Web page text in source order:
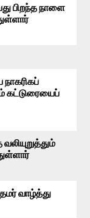
பிறந்த நாளை
கட்டுரையைப்
வாழ்த்து